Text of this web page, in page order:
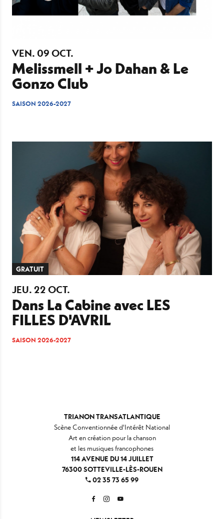
VEN. 09OCT.
Melissmell + Jo Dahan & Le
Gonzo Club
SAISON 2026-2027
JEU.22OCT.
Dans La Cabine avec LES
FILLES D'AVRIL
SAISON 2026-2027
GRATUIT
TRIANON TRANSATLANTIQUE
Scène Conventionnée d'Intérêt National
Art en création pour la chanson
et les musiques francophones
114 AVENUE DU 14 JUILLET
76300 SOTTEVILLE-LÈS-ROUEN
02 35 73 65 99